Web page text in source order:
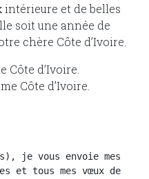
intérieure et de belles
soit une année de
chère Côte d’Ivoire.
Côte d’Ivoire.
Côte d’Ivoire.
je vous envoie mes
et tous mes vœux de